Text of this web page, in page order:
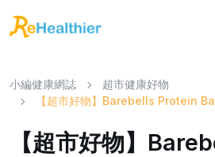
小編健康網誌
超市健康好物
【超市好物】Barebells Protein
【超市好物】